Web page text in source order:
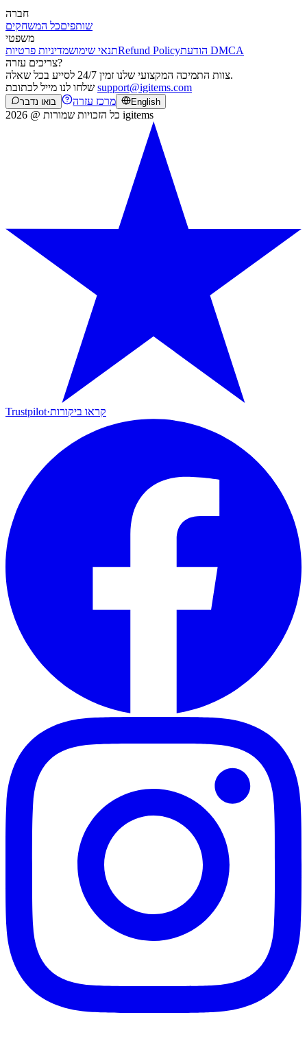
חברה
שותפיםכל המשחקים
משפטי
תנאי שימושמדיניות פרטיות Refund Policy
הודעת DMCA
צריכים עזרה?
צוות התמיכה המקצועי שלנו זמין 24/7 לסייע בכל שאלה.
support@igitems.com
בואו נדבר מרכז עזרה English
כל הזכויות שמורות @ 2026 igitems
Trustpilot·קראו ביקורות